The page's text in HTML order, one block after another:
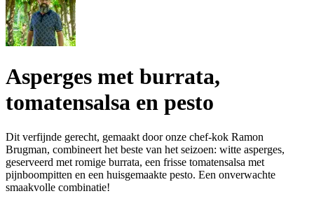
Asperges met burrata,
tomatensalsa en pesto
Dit verfijnde gerecht, gemaakt door onze chef-kok Ramon
Brugman, combineert het beste van het seizoen: witte asperges,
geserveerd met romige burrata, een frisse tomatensalsa met
pijnboompitten en een huisgemaakte pesto. Een onverwachte
smaakvolle combinatie!